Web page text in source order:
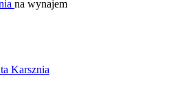
na wynajem